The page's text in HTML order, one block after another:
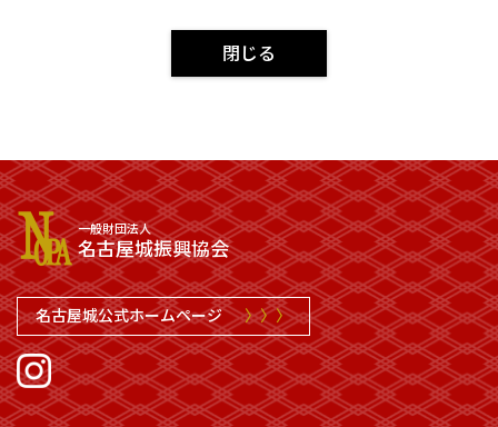
閉じる
一般財団法人
名古屋城振興協会
名古屋城公式ホームページ 〉〉〉